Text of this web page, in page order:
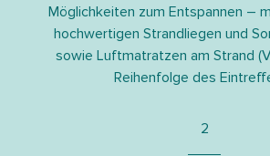
Möglichkeiten zum Entspannen –
hochwertigen Strandliegen und
sowie Luftmatratzen am Strand
Reihenfolge des
2